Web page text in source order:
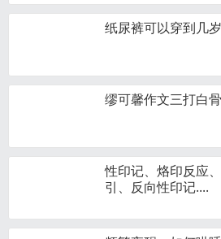
纸尿裤可以穿到几
缪可馨作文三打白
性印记、烙印反应
引、反向性印记....